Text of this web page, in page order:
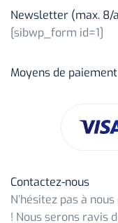
Newsletter (max. 8/
[sibwp_form id=1]
Moyens de paiement
Contactez-nous
N’hésitez pas à
! Nous serons ravis